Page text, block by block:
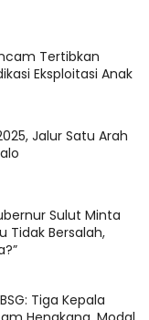
Tertibkan
Eksploitasi Anak
Jalur Satu Arah
Sulut Minta
Tidak Bersalah,
Tiga Kepala